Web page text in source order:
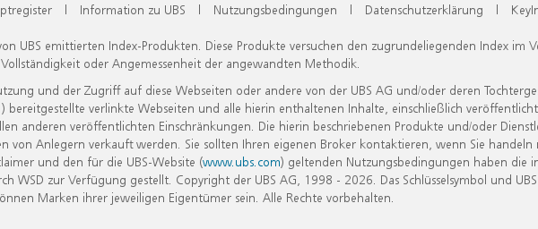
| Information zu UBS | Nutzungsbedingungen | Datenschutzerklärung |
UBS emittierten Index-Produkten. Diese Produkte versuchen den zugrundeliegenden Index im
oder Angemessenheit der angewandten Methodik.
und der Zugriff auf diese Webseiten oder andere von der UBS AG und/oder deren
verlinkte Webseiten und alle hierin enthaltenen Inhalte, einschließlich
anderen veröffentlichten Einschränkungen. Die hierin beschriebenen Produkte und/oder
Anlegern verkauft werden. Sie sollten Ihren eigenen Broker kontaktieren, wenn Sie handeln
und den für die UBS-Website (www.ubs.com) geltenden Nutzungsbedingungen haben die
zur Verfügung gestellt. Copyright der UBS AG, 1998 - 2026. Das Schlüsselsymbol und
Marken ihrer jeweiligen Eigentümer sein. Alle Rechte vorbehalten.